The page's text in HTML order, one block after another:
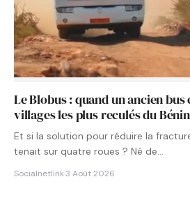
Le Blobus : quand un ancien bus
villages les plus reculés du Bénin
Et si la solution pour réduire la
tenait sur quatre roues ? Né de…
Socialnetlink·3 Août 2026